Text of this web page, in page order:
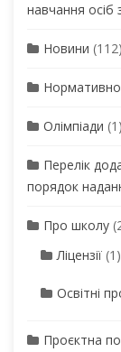
навчання осіб
Новини (112)
Олімпіади (1)
Перелік
порядок
Про школу
Ліцензії (1)
Освітні
Проєктна